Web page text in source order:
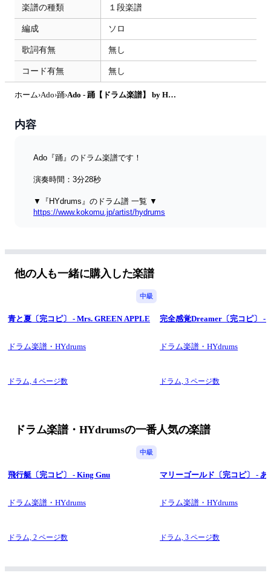
楽譜の種類 １段楽譜
編成 ソロ
歌詞有無 無し
コード有無 無し
ホーム›Ado›踊› Ado - 踊【ドラム楽譜】 by HYdrums
内容
Ado『踊』のドラム楽譜です！
演奏時間：3分28秒
▼『HYdrums』のドラム譜 一覧 ▼
https://www.kokomu.jp/artist/hydrums
他の人も一緒に購入した楽譜
中級
青と夏〔完コピ〕 - Mrs. GREEN APPLE
ドラム楽譜・HYdrums
ドラム, 4 ページ数
完全感覚Dreamer〔完コピ〕 -
ドラム楽譜・HYdrums
ドラム,3 ページ数
ドラム楽譜・HYdrumsの一番人気の楽譜
中級
飛行艇〔完コピ〕 - King Gnu
ドラム楽譜・HYdrums
ドラム, 2 ページ数
マリーゴールド〔完コピ〕 - あ
ドラム楽譜・HYdrums
ドラム,3 ページ数